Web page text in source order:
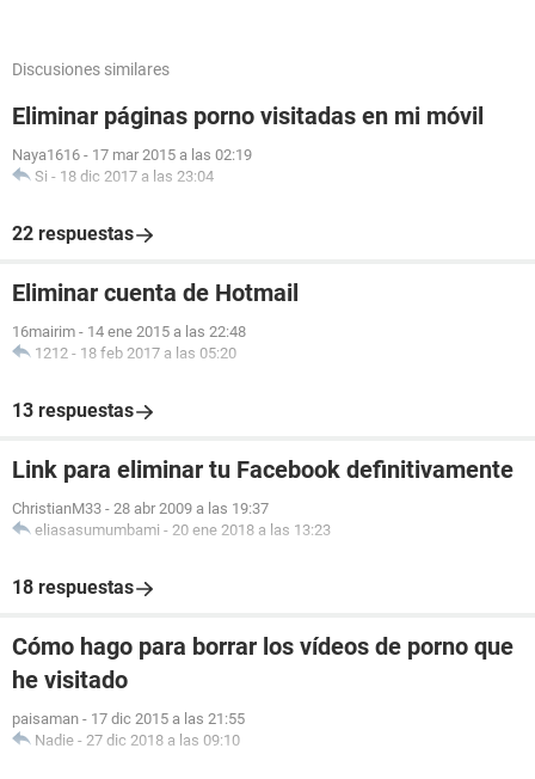
Discusiones similares
Eliminar páginas porno visitadas en mi móvil
Naya1616 - 17 mar 2015 a las 02:19
Si - 18 dic 2017 a las 23:04
22 respuestas
Eliminar cuenta de Hotmail
16mairim - 14 ene 2015 a las 22:48
1212 - 18 feb 2017 a las 05:20
13 respuestas
Link para eliminar tu Facebook definitivamente
ChristianM33 - 28 abr 2009 a las 19:37
eliasasumumbami - 20 ene 2018 a las 13:23
18 respuestas
Cómo hago para borrar los vídeos de porno que
he visitado
paisaman - 17 dic 2015 a las 21:55
Nadie - 27 dic 2018 a las 09:10